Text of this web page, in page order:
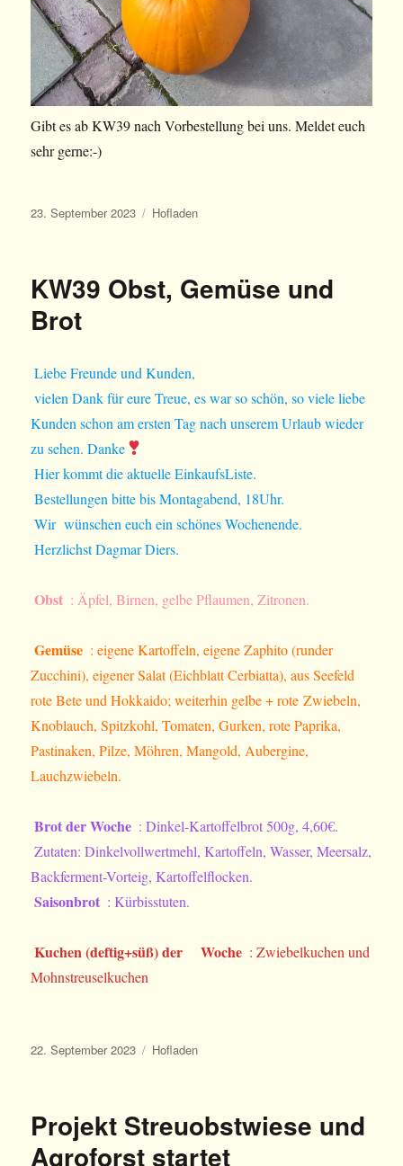
Gibt es ab KW39 nach Vorbestellung bei uns. Meldet euch
sehr gerne:-)
Veröffentlicht
23. September 2023 Kategorien
Hofladen
KW39 Obst, Gemüse und
Brot
Liebe Freunde und Kunden,
vielen Dank für eure Treue, es war so schön, so viele liebe
Kunden schon am ersten Tag nach unserem Urlaub wieder
zu sehen. Danke
Hier kommt die aktuelle EinkaufsListe.
Bestellungen bitte bis Montagabend, 18Uhr.
Wir wünschen euch ein schönes Wochenende.
Herzlichst Dagmar Diers.
Obst : Äpfel, Birnen, gelbe Pflaumen, Zitronen.
Gemüse : eigene Kartoffeln, eigene Zaphito (runder
Zucchini), eigener Salat (Eichblatt Cerbiatta), aus Seefeld
rote Bete und Hokkaido; weiterhin gelbe + rote Zwiebeln,
Knoblauch, Spitzkohl, Tomaten, Gurken, rote Paprika,
Pastinaken, Pilze, Möhren, Mangold, Aubergine,
Lauchzwiebeln.
Brot der Woche : Dinkel-Kartoffelbrot 500g, 4,60€.
Zutaten: Dinkelvollwertmehl, Kartoffeln, Wasser, Meersalz,
Backferment-Vorteig, Kartoffelflocken.
Saisonbrot : Kürbisstuten.
Kuchen (deftig+süß) der Woche : Zwiebelkuchen und
Mohnstreuselkuchen
Veröffentlicht
22. September 2023 Kategorien
Hofladen
Projekt Streuobstwiese und
Agroforst startet